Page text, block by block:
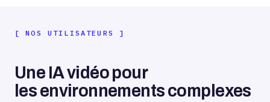
NOS UTILISATEURS
Une IA vidéo pour
les environnements complexes